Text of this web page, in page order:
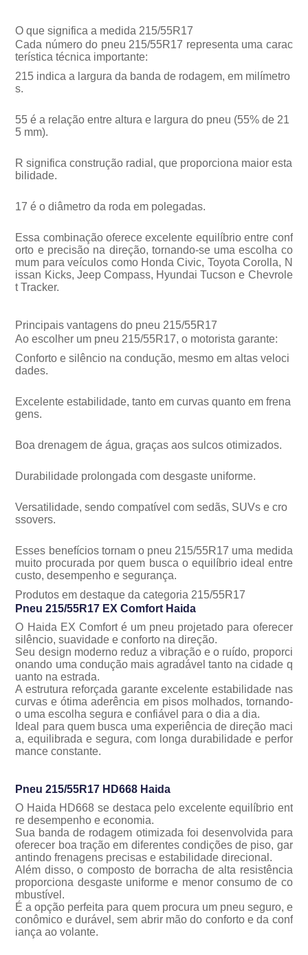
O que significa a medida 215/55R17
Cada número do pneu 215/55R17 representa uma carac
terística técnica importante:
215 indica a largura da banda de rodagem, em milímetro
s.
55 é a relação entre altura e largura do pneu (55% de 21
5 mm).
R significa construção radial, que proporciona maior esta
bilidade.
17 é o diâmetro da roda em polegadas.
Essa combinação oferece excelente equilíbrio entre conf
orto e precisão na direção, tornando-se uma escolha co
mum para veículos como Honda Civic, Toyota Corolla, N
issan Kicks, Jeep Compass, Hyundai Tucson e Chevrole
t Tracker.
Principais vantagens do pneu 215/55R17
Ao escolher um pneu 215/55R17, o motorista garante:
Conforto e silêncio na condução, mesmo em altas veloci
dades.
Excelente estabilidade, tanto em curvas quanto em frena
gens.
Boa drenagem de água, graças aos sulcos otimizados.
Durabilidade prolongada com desgaste uniforme.
Versatilidade, sendo compatível com sedãs, SUVs e cro
ssovers.
Esses benefícios tornam o pneu 215/55R17 uma medida
muito procurada por quem busca o equilíbrio ideal entre
custo, desempenho e segurança.
Produtos em destaque da categoria 215/55R17
Pneu 215/55R17 EX Comfort Haida
O Haida EX Comfort é um pneu projetado para oferecer
silêncio, suavidade e conforto na direção.
Seu design moderno reduz a vibração e o ruído, proporci
onando uma condução mais agradável tanto na cidade q
uanto na estrada.
A estrutura reforçada garante excelente estabilidade nas
curvas e ótima aderência em pisos molhados, tornando-
o uma escolha segura e confiável para o dia a dia.
Ideal para quem busca uma experiência de direção maci
a, equilibrada e segura, com longa durabilidade e perfor
mance constante.
Pneu 215/55R17 HD668 Haida
O Haida HD668 se destaca pelo excelente equilíbrio ent
re desempenho e economia.
Sua banda de rodagem otimizada foi desenvolvida para
oferecer boa tração em diferentes condições de piso, gar
antindo frenagens precisas e estabilidade direcional.
Além disso, o composto de borracha de alta resistência
proporciona desgaste uniforme e menor consumo de co
mbustível.
É a opção perfeita para quem procura um pneu seguro, e
conômico e durável, sem abrir mão do conforto e da conf
iança ao volante.